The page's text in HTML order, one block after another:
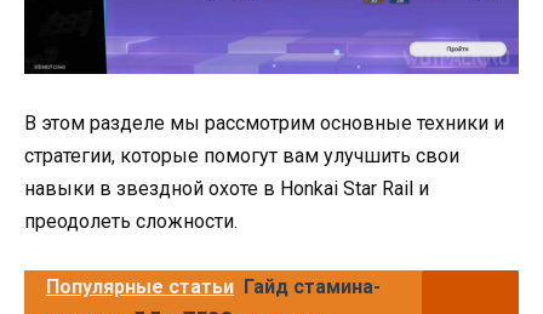
В этом разделе мы рассмотрим основные техники и
стратегии, которые помогут вам улучшить свои
навыки в звездной охоте в Honkai Star Rail и
преодолеть сложности.
Популярные статьи Гайд стамина-